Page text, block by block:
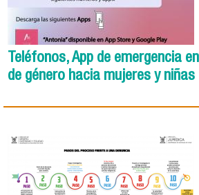
Teléfonos, App de emergencia
de género hacia mujeres y niñas